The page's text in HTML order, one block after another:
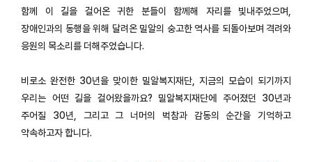
함께 이 길을 걸어온 귀한 분들이 함께해 자리를 빛내주었으며,
장애인과의 동행을 위해 달려온 밀알의 숭고한 역사를 되돌아보며 격려와
응원의 목소리를 더해주었습니다.
비로소 완전한 30년을 맞이한 밀알복지재단, 지금의 모습이 되기까지
우리는 어떤 길을 걸어왔을까요? 밀알복지재단에 주어졌던 30년과
주어질 30년, 그리고 그 너머의 벅참과 감동의 순간을 기억하고
약속하고자 합니다.